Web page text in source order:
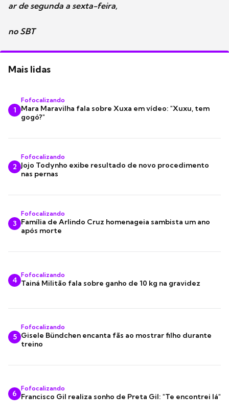
ar de segunda a sexta-feira,
no SBT
Mais lidas
1
Fofocalizando
Mara Maravilha fala sobre Xuxa em vídeo: "Xuxu, tem
gogó?"
2
Fofocalizando
Jojo Todynho exibe resultado de novo procedimento
nas pernas
3
Fofocalizando
Família de Arlindo Cruz homenageia sambista um ano
após morte
4
Fofocalizando
Tainá Militão fala sobre ganho de 10 kg na gravidez
5
Fofocalizando
Gisele Bündchen encanta fãs ao mostrar filho durante
treino
6
Fofocalizando
Francisco Gil realiza sonho de Preta Gil: "Te encontrei lá"